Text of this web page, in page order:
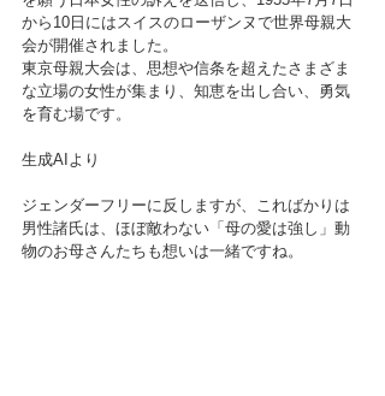
から10日にはスイスのローザンヌで世界母親大
会が開催されました。﻿
東京母親大会は、思想や信条を超えたさまざま
な立場の女性が集まり、知恵を出し合い、勇気
を育む場です。
生成AIより
ジェンダーフリーに反しますが、こればかりは
男性諸氏は、ほぼ敵わない「母の愛は強し」動
物のお母さんたちも想いは一緒ですね。